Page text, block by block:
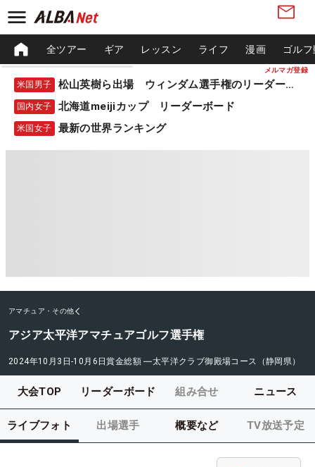
メルマガ登録
全ツアー ギア レッスン ライフ 漫画 ゴル
米国男子 松山英樹ら出場 ウィンダム選手権のリーダーボード
国内女子 北海道meijiカップ リーダーボード
米国女子 最新の世界ランキング
アマチュア・その他
アジア太平洋アマチュアゴルフ選手権
2024年10月3日-10月6日賞金総額 ―太平洋クラブ御殿場コース（静岡県）
大会TOP リーダーボード 組み合せ ニュース
ライブフォト 出場選手 概要など TV放送予定